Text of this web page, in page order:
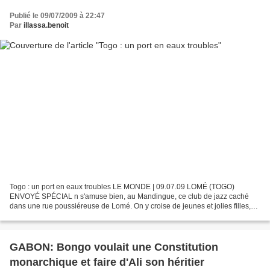
Publié le 09/07/2009 à 22:47
Par illassa.benoit
Togo : un port en eaux troubles LE MONDE | 09.07.09 LOMÉ (TOGO)
ENVOYÉ SPÉCIAL n s'amuse bien, au Mandingue, ce club de jazz caché
dans une rue poussiéreuse de Lomé. On y croise de jeunes et jolies filles,
GABON: Bongo voulait une Constitution
monarchique et faire d'Ali son héritier